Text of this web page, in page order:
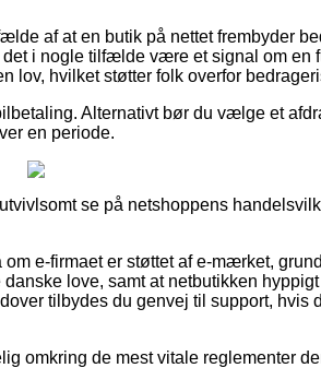
af at en butik på nettet frembyder
i nogle tilfælde være et signal om en
lov, hvilket støtter folk overfor
Alternativt bør du vælge et
en periode.
se på netshoppens
e-firmaet er støttet af e-mærket,
love, samt at netbutikken
tilbydes du genvej til support, hvis
omkring de mest vitale reglementer